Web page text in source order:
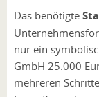
Das benötigte
nur ein
GmbH 25.000
mehreren